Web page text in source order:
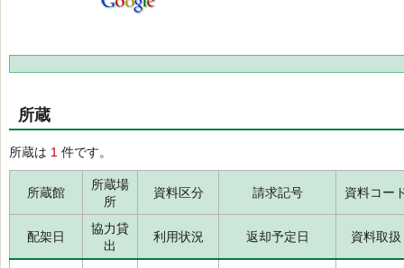
所蔵
所蔵は 1 件です。
所蔵館
所蔵場
所
資料区分 請求記号 資料コー
配架日
協力貸
出
利用状況 返却予定日 資料取扱